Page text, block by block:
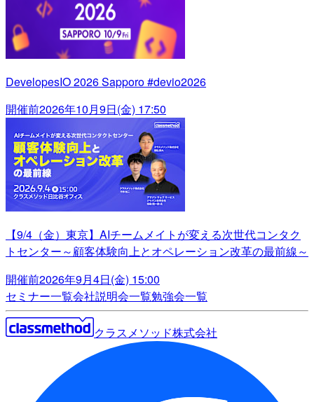
DevelopesIO 2026 Sapporo #devio2026
開催前2026年10月9日(金) 17:50
【9/4（金）東京】AIチームメイトが変える次世代コンタク
トセンター～顧客体験向上とオペレーション改革の最前線～
開催前2026年9月4日(金) 15:00
セミナー一覧会社説明会一覧勉強会一覧
クラスメソッド株式会社